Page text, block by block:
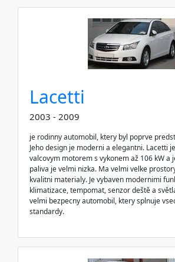
Lacetti
2003 - 2009
je rodinny automobil, ktery byl poprve
Jeho design je moderni a elegantni. Lacetti
valcovym motorem s vykonem až 106 kW a
paliva je velmi nizka. Ma velmi velke
kvalitni materialy. Je vybaven modernimi
klimatizace, tempomat, senzor deště a
velmi bezpecny automobil, ktery splnuje
standardy.